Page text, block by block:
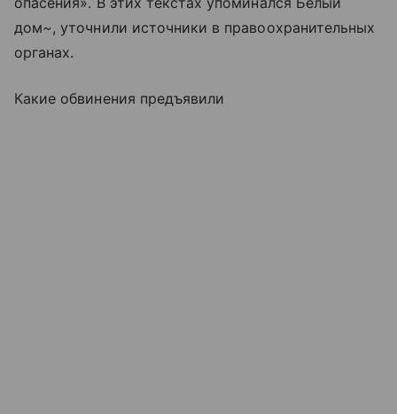
дом~, уточнили источники в правоохранительных
органах.
Какие обвинения предъявили